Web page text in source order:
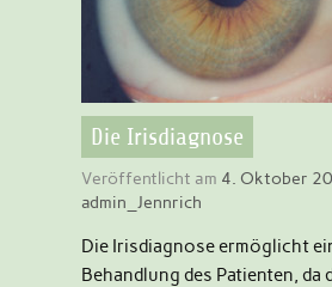
Die Irisdiagnose
Veröffentlicht am 4. Oktober
admin_Jennrich
Die Irisdiagnose ermöglicht
Behandlung des Patienten, da